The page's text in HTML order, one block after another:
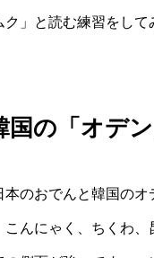
」と読む練習をして
国の「オデ
のおでんと韓国の
んにゃく、ちくわ